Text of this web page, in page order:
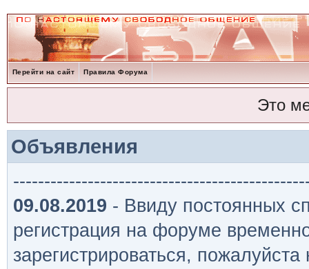
Перейти на сайт Правила Форума
Это
Объявления
09.08.2019 - Ввиду постоянных
регистрация на форуме
зарегистрироваться,